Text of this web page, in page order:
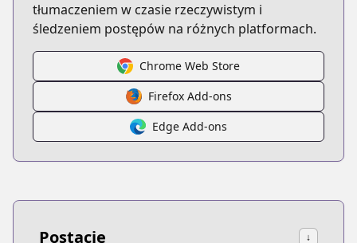
tłumaczeniem w czasie rzeczywistym i
śledzeniem postępów na różnych platformach.
Chrome Web Store
Firefox Add-ons
Edge Add-ons
Postacie ↓